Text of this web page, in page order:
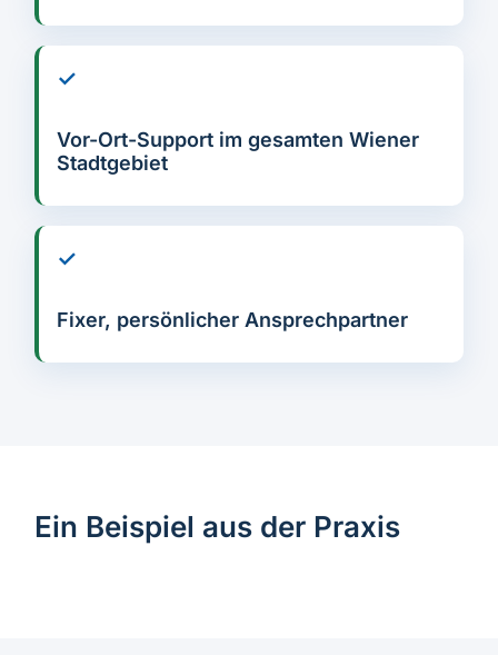
✓
Vor-Ort-Support im gesamten Wiener
Stadtgebiet
✓
Fixer, persönlicher Ansprechpartner
Ein Beispiel aus der Praxis